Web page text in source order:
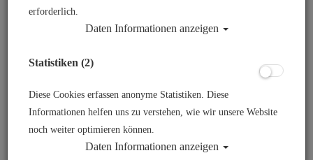
erforderlich.
Daten Informationen anzeigen
Statistiken (2)
Diese Cookies erfassen anonyme Statistiken. Diese
Informationen helfen uns zu verstehen, wie wir unsere Website
noch weiter optimieren können.
Daten Informationen anzeigen